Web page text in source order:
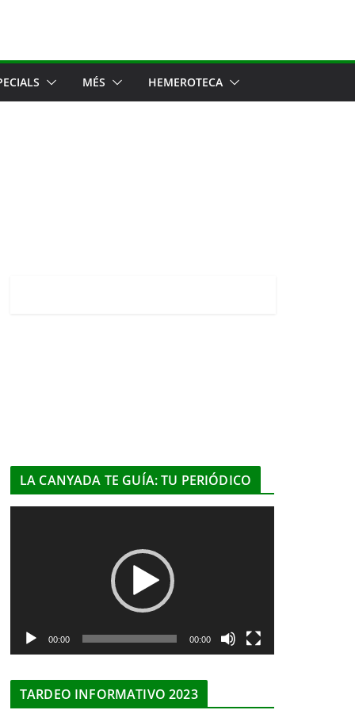
MÉS HEMEROTECA
LA CANYADA TE GUÍA: TU PERIÓDICO
c
00:00 00:00
TARDEO INFORMATIVO 2023